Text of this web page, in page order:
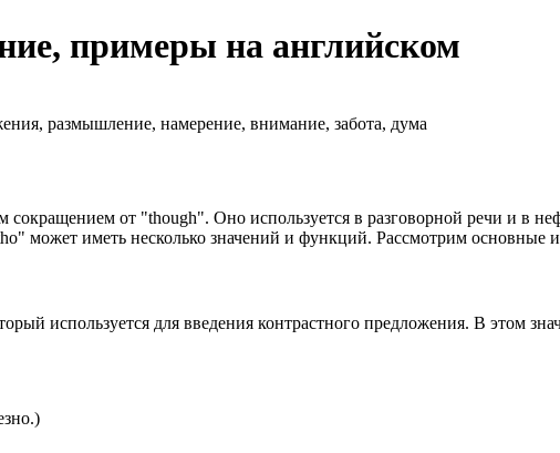
примеры на английском
размышление, намерение, внимание, забота, дума
от "though". Оно используется в разговорной речи и в
может иметь несколько значений и функций. Рассмотрим основные
используется для введения контрастного предложения. В этом